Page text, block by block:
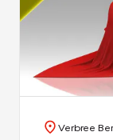
Geen excuses
Maak uw keus
Verbree